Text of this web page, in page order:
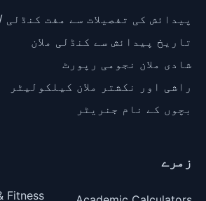
پیدائش کی تفصیلات سے مفت کنڈلی
تاریخ پیدائش سے کنڈلی ملان
شادی ملان نجومی رپورٹ
راشی اور نکشتر ملان کیلکولیٹر
بچوں کے نام جنریٹر
زمرے
Fitness